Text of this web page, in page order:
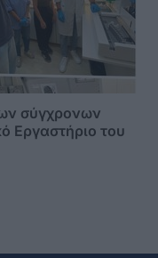
σύγχρονων
Εργαστήριο του